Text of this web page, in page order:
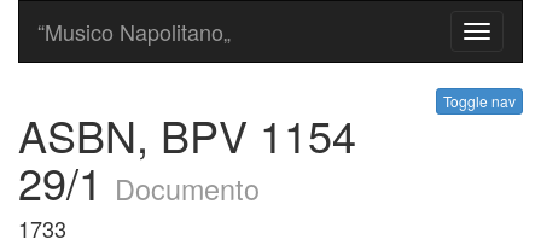
Toggle
“Musico Napolitano„
Toggle nav
ASBN, BPV 1154
29/1 Documento
1733